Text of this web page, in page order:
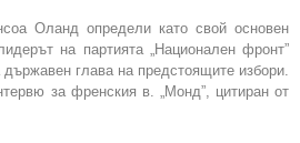
Оланд определи като свой основен
на партията „Национален фронт”
глава на предстоящите избори.
за френския в. „Монд”, цитиран от